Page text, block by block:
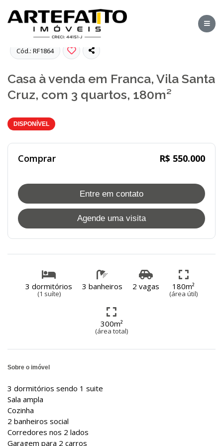
Cód.: RF1864
Casa à venda em Franca, Vila Santa
Cruz, com 3 quartos, 180m²
DISPONÍVEL
Comprar R$ 550.000
Entre em contato
Agende uma visita
3 dormitórios
(1 suíte)
3 banheiros 2 vagas 180m²
(área útil)
300m²
(área total)
Sobre o imóvel
3 dormitórios sendo 1 suite
Sala ampla
Cozinha
2 banheiros social
Corredores nos 2 lados
Garagem para 2 carros